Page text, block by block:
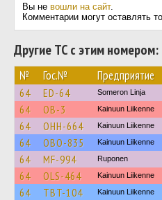
Вы не вошли на сайт.
Комментарии могут оставлять
Другие ТС с этим номером:
№ Гос.№ Предприятие
64 ED-64 Someron Linja
64 OB-3 Kainuun Liikenne
64 OHH-664 Kainuun Liikenne
64 OBO-835 Kainuun Liikenne
64 MF-994 Ruponen
64 OLS-464 Kainuun Liikenne
64 TBT-104 Kainuun Liikenne